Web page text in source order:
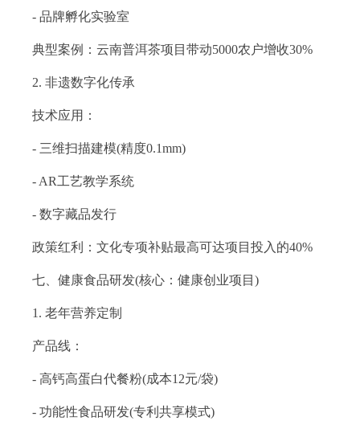
- 品牌孵化实验室
典型案例：云南普洱茶项目带动5000农户增收30%
2. 非遗数字化传承
技术应用：
- 三维扫描建模(精度0.1mm)
- AR工艺教学系统
- 数字藏品发行
政策红利：文化专项补贴最高可达项目投入的40%
七、健康食品研发(核心：健康创业项目)
1. 老年营养定制
产品线：
- 高钙高蛋白代餐粉(成本12元/袋)
- 功能性食品研发(专利共享模式)